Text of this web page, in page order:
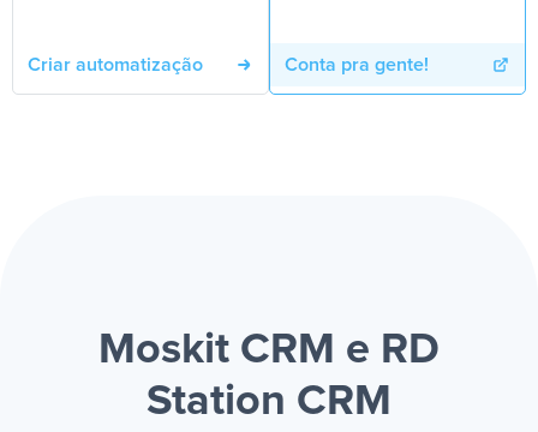
Criar automatização Conta pra gente!
Moskit CRM e RD
Station CRM